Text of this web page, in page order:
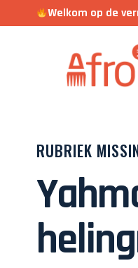
Welkom op de
RUBRIEK